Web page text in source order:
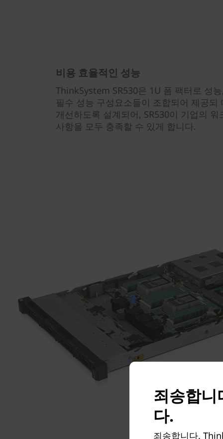
비용 효율적인 성능
ThinkSystem SR530은 1U 폼 팩터로 성
필수 성능 구성요소들이 조합되어 제공
개선하도록 설계되어, SR530이 기업의
사항을 모두 충족할 수 있게 합니다.
죄송합니
다.
죄송합니다.